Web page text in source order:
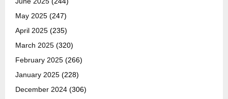
May 2025 (247)
April 2025 (235)
March 2025 (320)
February 2025 (266)
January 2025 (228)
December 2024 (306)